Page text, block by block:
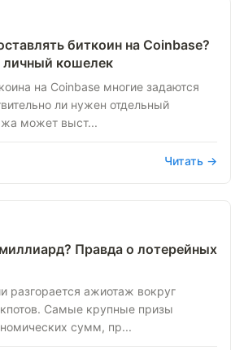
биткоин на Coinbase?
кошелек
на Coinbase многие задаются
ли нужен отдельный
может выст...
Читать →
Правда о лотерейных
разгорается ажиотаж вокруг
Самые крупные призы
сумм, пр...